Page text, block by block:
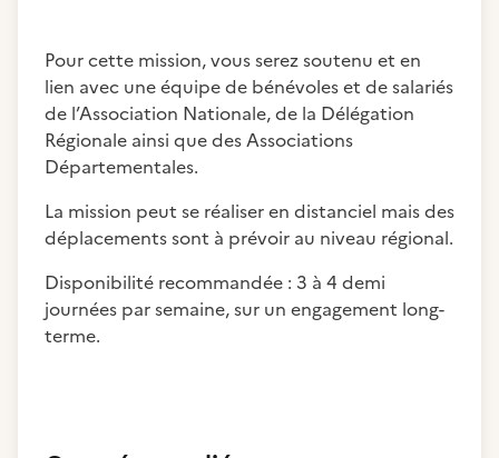
Pour cette mission, vous serez soutenu et en
lien avec une équipe de bénévoles et de salariés
de l’Association Nationale, de la Délégation
Régionale ainsi que des Associations
Départementales.
La mission peut se réaliser en distanciel mais des
déplacements sont à prévoir au niveau régional.
Disponibilité recommandée : 3 à 4 demi
journées par semaine, sur un engagement long-
terme.